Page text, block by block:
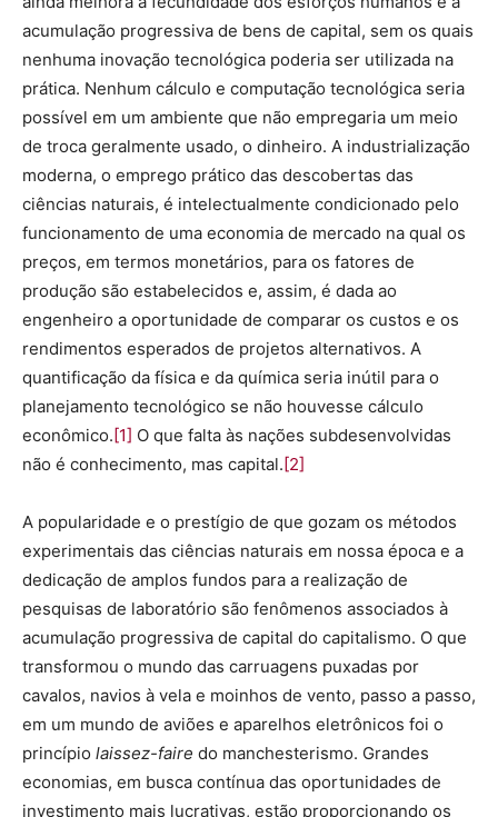
acumulação progressiva de bens de capital, sem os quais
nenhuma inovação tecnológica poderia ser utilizada na
prática. Nenhum cálculo e computação tecnológica seria
possível em um ambiente que não empregaria um meio
de troca geralmente usado, o dinheiro. A industrialização
moderna, o emprego prático das descobertas das
ciências naturais, é intelectualmente condicionado pelo
funcionamento de uma economia de mercado na qual os
preços, em termos monetários, para os fatores de
produção são estabelecidos e, assim, é dada ao
engenheiro a oportunidade de comparar os custos e os
rendimentos esperados de projetos alternativos. A
quantificação da física e da química seria inútil para o
planejamento tecnológico se não houvesse cálculo
econômico.[1] O que falta às nações subdesenvolvidas
não é conhecimento, mas capital.[2]
A popularidade e o prestígio de que gozam os métodos
experimentais das ciências naturais em nossa época e a
dedicação de amplos fundos para a realização de
pesquisas de laboratório são fenômenos associados à
acumulação progressiva de capital do capitalismo. O que
transformou o mundo das carruagens puxadas por
cavalos, navios à vela e moinhos de vento, passo a passo,
em um mundo de aviões e aparelhos eletrônicos foi o
princípio laissez-faire do manchesterismo. Grandes
economias, em busca contínua das oportunidades de
investimento mais lucrativas, estão proporcionando os